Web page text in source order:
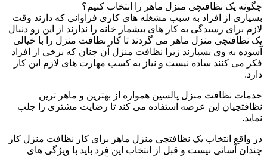
چگونه یک نظافتچی منزل ماهر را انتخاب کنیم؟
بسیاری از افراد به سبب مشغله های کاری فراوانی که دارند وقت
لازم برای رسیدگی به کار های بیشمار خانه را ندارند از این رو دنبال
یک نظافتچی منزل ماهر می گردند تا کار نظافت منزل را با خیالی
آسوده به وی بسپارند زیرا نظافت منزل آن چنان که برخی از افراد
فکر می کنند ساده نیست و نیاز به کسب مهارت های لازم این کار
دارد.
خدمات نظافت منزل پالسین همواره از بهترین و ماهر ترین
نظافتچیان این عرصه استفاده می کند تا رضایت مشتری را جلب
نماید.
در واقع انتخاب یک نظافتچی منزل ماهر برای کار نظافت منزل کار
چندان آسانی نیست و قبل از انتخاب این فرد باید با ویژگی های